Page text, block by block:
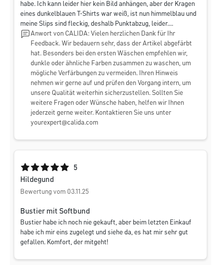
habe. Ich kann leider hier kein Bild anhängen, aber der Kragen
eines dunkelblauen T-Shirts war weiß, ist nun himmelblau und
meine Slips sind fleckig, deshalb Punktabzug, leider....
Anwort von CALIDA: Vielen herzlichen Dank für Ihr
Feedback. Wir bedauern sehr, dass der Artikel abgefärbt
hat. Besonders bei den ersten Wäschen empfehlen wir,
dunkle oder ähnliche Farben zusammen zu waschen, um
mögliche Verfärbungen zu vermeiden. Ihren Hinweis
nehmen wir gerne auf und prüfen den Vorgang intern, um
unsere Qualität weiterhin sicherzustellen. Sollten Sie
weitere Fragen oder Wünsche haben, helfen wir Ihnen
jederzeit gerne weiter. Kontaktieren Sie uns unter
yourexpert@calida.com
Durchschnittliche Bewertung von 5 von 5 Sternen
5
Hildegund
Bewertung vom 03.11.25
Bustier mit Softbund
Bustier habe ich noch nie gekauft, aber beim letzten Einkauf
habe ich mir eins zugelegt und siehe da, es hat mir sehr gut
gefallen. Komfort, der mitgeht!